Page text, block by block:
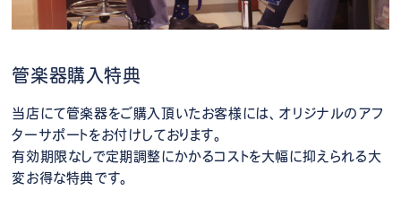
管楽器購入特典
当店にて管楽器をご購入頂いたお客様には、オリジナルのアフ
ターサポートをお付けしております。
有効期限なしで定期調整にかかるコストを大幅に抑えられる大
変お得な特典です。